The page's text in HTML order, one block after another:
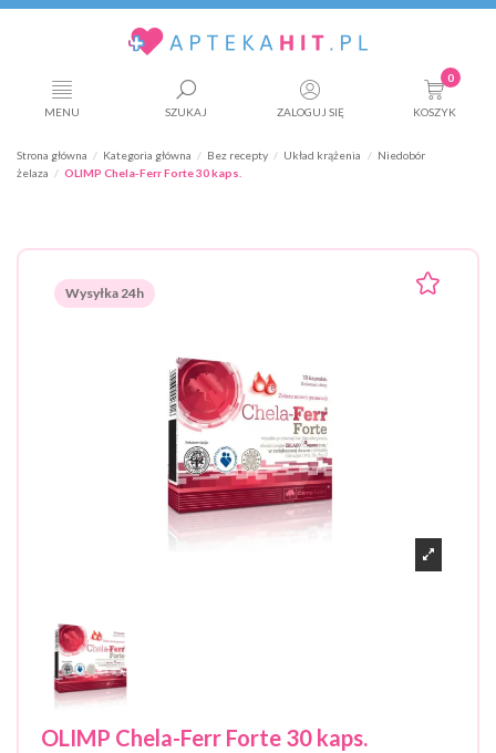
MENU SZUKAJ ZALOGUJ SIĘ
0
KOSZYK
Strona główna Kategoria główna Bez recepty Układ krążenia
Niedobór
żelaza
OLIMP Chela-Ferr Forte 30 kaps.
Wysyłka 24h
OLIMP Chela-Ferr Forte 30 kaps.